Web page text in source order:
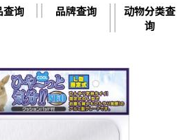
查询 品牌查询
动物分类查
询